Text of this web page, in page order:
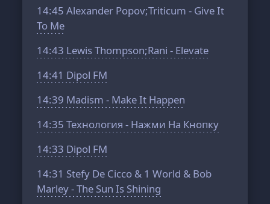
14:45 Alexander Popov;Triticum - Give It
To Me
14:43 Lewis Thompson;Rani - Elevate
14:41 Dipol FM
14:39 Madism - Make It Happen
14:35 Технология - Нажми На Кнопку
14:33 Dipol FM
14:31 Stefy De Cicco & 1 World & Bob
Marley - The Sun Is Shining